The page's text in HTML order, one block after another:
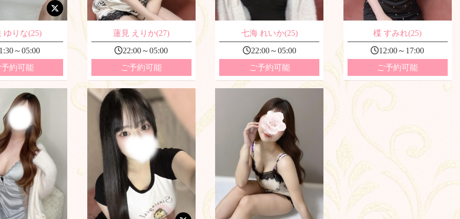
ゆりな(25)
～05:00
約可能
蓮見 えりか(27)
22:00～05:00
ご予約可能
七海 れいか(25)
22:00～05:00
ご予約可能
楪 すみれ(25)
12:00～17:00
ご予約可能